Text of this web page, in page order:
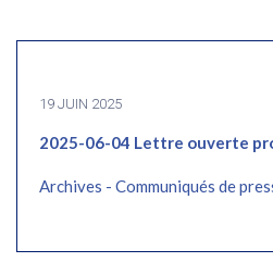
19 JUIN 2025
2025-06-04 Lettre ouverte
Archives - Communiqués de